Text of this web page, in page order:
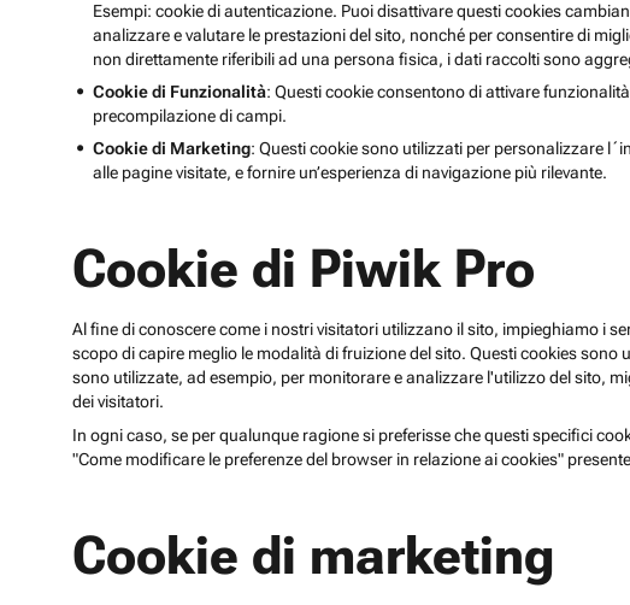
Esempi: cookie di autenticazione. Puoi disattivare questi cookies
analizzare e valutare le prestazioni del sito, nonché per consentire di
non direttamente riferibili ad una persona fisica, i dati raccolti sono
Cookie di Funzionalità: Questi cookie consentono di attivare
precompilazione di campi.
Cookie di Marketing: Questi cookie sono utilizzati per personalizzare
alle pagine visitate, e fornire un’esperienza di navigazione più rilevante.
Cookie di Piwik Pro
Al fine di conoscere come i nostri visitatori utilizzano il sito, impieghiamo i
scopo di capire meglio le modalità di fruizione del sito. Questi cookies
sono utilizzate, ad esempio, per monitorare e analizzare l'utilizzo del sito,
dei visitatori.
In ogni caso, se per qualunque ragione si preferisse che questi specifici
"Come modificare le preferenze del browser in relazione ai cookies"
Cookie di marketing